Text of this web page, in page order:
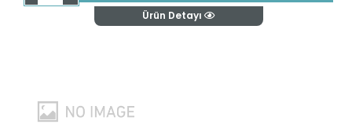
Ürün Detayı